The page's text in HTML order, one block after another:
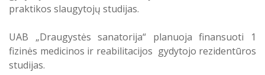
praktikos slaugytojų studijas.
UAB „Draugystės sanatorija“ planuoja finansuoti 1
fizinės medicinos ir reabilitacijos gydytojo rezidentūros
studijas.